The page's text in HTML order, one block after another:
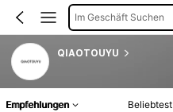
Im Geschäft Suchen
QIAOTOUYU
Empfehlungen Beliebtest